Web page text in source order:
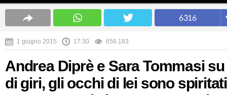
6316
1 giugno 2015 17:30 656.183
Andrea Diprè e Sara Tommasi su
di giri, gli occhi di lei sono spiritati